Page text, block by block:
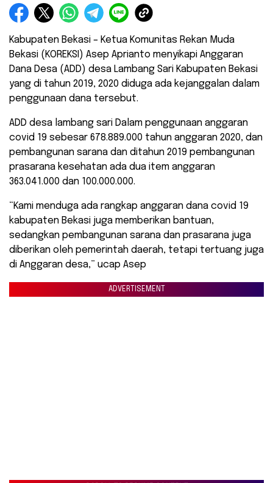
Kabupaten Bekasi – Ketua Komunitas Rekan Muda
Bekasi (KOREKSI) Asep Aprianto menyikapi Anggaran
Dana Desa (ADD) desa Lambang Sari Kabupaten Bekasi
yang di tahun 2019, 2020 diduga ada kejanggalan dalam
penggunaan dana tersebut.
ADD desa lambang sari Dalam penggunaan anggaran
covid 19 sebesar 678.889.000 tahun anggaran 2020, dan
pembangunan sarana dan ditahun 2019 pembangunan
prasarana kesehatan ada dua item anggaran
363.041.000 dan 100.000.000.
“Kami menduga ada rangkap anggaran dana covid 19
kabupaten Bekasi juga memberikan bantuan,
sedangkan pembangunan sarana dan prasarana juga
diberikan oleh pemerintah daerah, tetapi tertuang juga
di Anggaran desa,” ucap Asep
ADVERTISEMENT